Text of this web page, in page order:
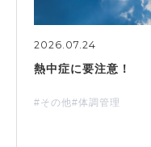
2026.07.24
熱中症に要注意！
#その他#体調管理